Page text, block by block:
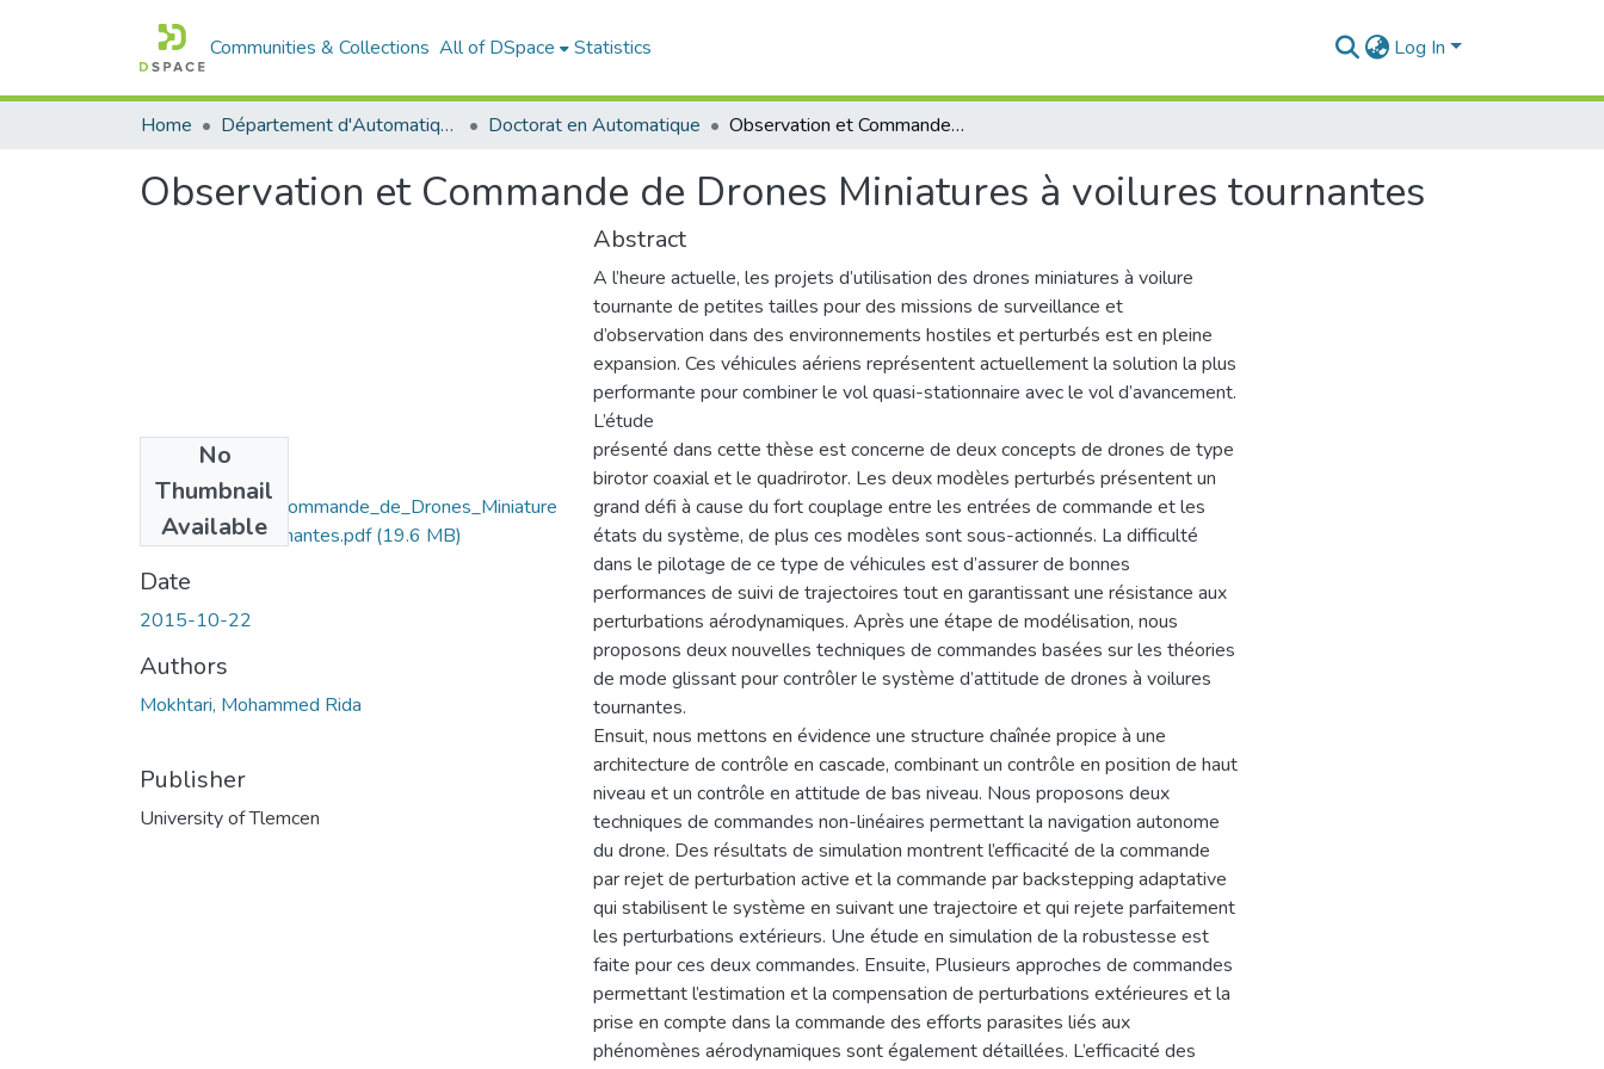
Communities & Collections All of DSpace Statistics Log In
Home Département d'Automatique Doctorat en Automatique Observation et Commande de Drones Miniatures à voilures tournantes
Observation et Commande de Drones Miniatures à voilures tournantes
No
Thumbnail
Available
Observation_et_Commande_de_Drones_Miniature
s_à_voilures_tournantes.pdf(19.6 MB)
Date
2015-10-22
Authors
Mokhtari, Mohammed Rida
Publisher
University of Tlemcen
Abstract
A l’heure actuelle, les projets d’utilisation des drones miniatures à voilure
tournante de petites tailles pour des missions de surveillance et
d’observation dans des environnements hostiles et perturbés est en pleine
expansion. Ces véhicules aériens représentent actuellement la solution la plus
performante pour combiner le vol quasi-stationnaire avec le vol d’avancement.
L’étude
présenté dans cette thèse est concerne de deux concepts de drones de type
birotor coaxial et le quadrirotor. Les deux modèles perturbés présentent un
grand défi à cause du fort couplage entre les entrées de commande et les
états du système, de plus ces modèles sont sous-actionnés. La difficulté
dans le pilotage de ce type de véhicules est d’assurer de bonnes
performances de suivi de trajectoires tout en garantissant une résistance aux
perturbations aérodynamiques. Après une étape de modélisation, nous
proposons deux nouvelles techniques de commandes basées sur les théories
de mode glissant pour contrôler le système d’attitude de drones à voilures
tournantes.
Ensuit, nous mettons en évidence une structure chaînée propice à une
architecture de contrôle en cascade, combinant un contrôle en position de haut
niveau et un contrôle en attitude de bas niveau. Nous proposons deux
techniques de commandes non-linéaires permettant la navigation autonome
du drone. Des résultats de simulation montrent l’efficacité de la commande
par rejet de perturbation active et la commande par backstepping adaptative
qui stabilisent le système en suivant une trajectoire et qui rejete parfaitement
les perturbations extérieurs. Une étude en simulation de la robustesse est
faite pour ces deux commandes. Ensuite, Plusieurs approches de commandes
permettant l’estimation et la compensation de perturbations extérieures et la
prise en compte dans la commande des efforts parasites liés aux
phénomènes aérodynamiques sont également détaillées. L’efficacité des